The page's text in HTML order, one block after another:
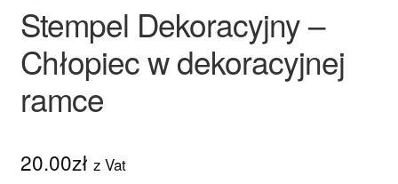
Stempel Dekoracyjny –
Chłopiec w dekoracyjnej
ramce
20.00zł z Vat